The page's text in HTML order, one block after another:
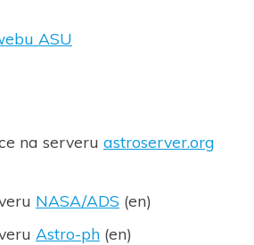
ASU
na serveru astroserver.org
NASA/ADS (en)
Astro-ph (en)